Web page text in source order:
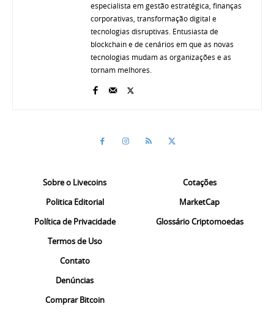
especialista em gestão estratégica, finanças
corporativas, transformação digital e
tecnologias disruptivas. Entusiasta de
blockchain e de cenários em que as novas
tecnologias mudam as organizações e as
tornam melhores.
Sobre o Livecoins
Politica Editorial
Política de Privacidade
Termos de Uso
Contato
Denúncias
Comprar Bitcoin
Cotações
MarketCap
Glossário Criptomoedas